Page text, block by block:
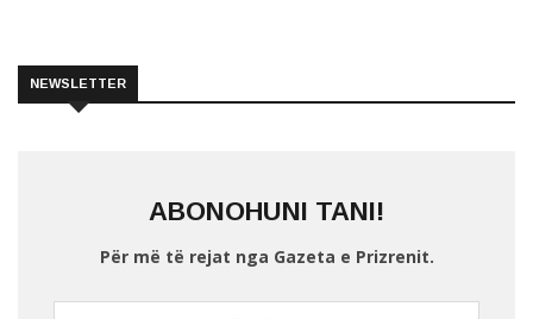
NEWSLETTER
ABONOHUNI TANI!
Për më të rejat nga Gazeta e Prizrenit.